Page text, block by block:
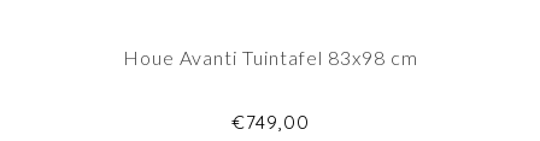
Houe Avanti Tuintafel 83x98 cm
€749,00